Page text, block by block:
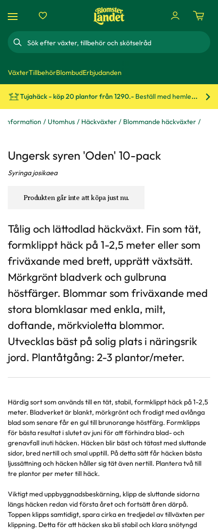
Sök
VäxterTillbehörBlombudErbjudanden
Tujahäck - köp 20 plantor från 1290.- Beställ med hemleverans!
Utomhus Häckväxter Blommande häckväxter
Ungersk syren 'Oden' 10-pack
Syringa josikaea
Produkten går inte att köpa just nu.
Tålig och lättodlad häckväxt. Fin som tät,
formklippt häck på 1-2,5 meter eller som
friväxande med brett, upprätt växtsätt.
Mörkgrönt bladverk och gulbruna
höstfärger. Blommar som friväxande med
stora blomklasar med enkla, milt,
doftande, mörkvioletta blommor.
Utvecklas bäst på solig plats i näringsrik
jord. Plantåtgång: 2-3 plantor/meter.
Härdig sort som används till en tät, stabil, formklippt häck på 1-2,5
meter. Bladverket är blankt, mörkgrönt och frodigt med avlånga
blad som senare får en gul till brunorange höstfärg. Formklipps
för bästa resultat i slutet av juni för att förhindra blad- och
grenavfall inuti häcken. Häcken blir bäst och tätast med sluttande
sidor, bred nertill och smal upptill. På detta sätt får häcken bästa
ljussättning och häcken håller sig tät även nertill. Plantera två till
tre plantor per meter till häck.
Viktigt med uppbyggnadsbeskärning, klipp de sluttande sidorna
längs häcken redan vid första året och fortsätt åren därpå.
Toppen klipps samtidigt, spara cirka en tredjedel av tillväxten per
klippning. Detta för att häcken ska bli stabil och klara snötyngd